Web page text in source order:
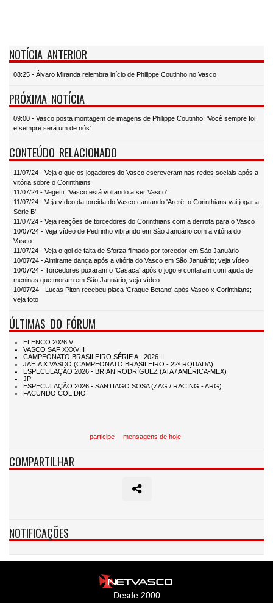
NOTÍCIA ANTERIOR
08:25 - Álvaro Miranda relembra início de Philippe Coutinho no Vasco
PRÓXIMA NOTÍCIA
09:00 - Vasco posta montagem de imagens de Philippe Coutinho: 'Você sempre foi
e sempre será um de nós'
CONTEÚDO RELACIONADO
11/07/24 - Veja o que os jogadores do Vasco escreveram nas redes sociais após a
vitória sobre o Corinthians
11/07/24 - Vegetti: 'Vasco está voltando a ser Vasco'
11/07/24 - Veja vídeo da torcida do Vasco cantando 'Arerê, o Corinthians vai jogar a
Série B'
11/07/24 - Veja reações de torcedores do Corinthians com a derrota para o Vasco
10/07/24 - Veja vídeo de Pedrinho vibrando em São Januário com a vitória do
Vasco
11/07/24 - Veja o gol de falta de Sforza filmado por torcedor em São Januário
10/07/24 - Almirante dança após a vitória do Vasco em São Januário; veja vídeo
10/07/24 - Torcedores puxaram o 'Casaca' após o jogo e contaram com ajuda de
meninas que moram em São Januário; veja vídeo
10/07/24 - Lucas Piton recebeu placa 'Craque Betano' após Vasco x Corinthians;
veja foto
ÚLTIMAS DO FÓRUM
participe mensagens de hoje
COMPARTILHAR
NOTIFICAÇÕES
Desde 2000